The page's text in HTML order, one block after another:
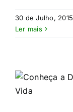
30 de Julho, 2015
Ler mais